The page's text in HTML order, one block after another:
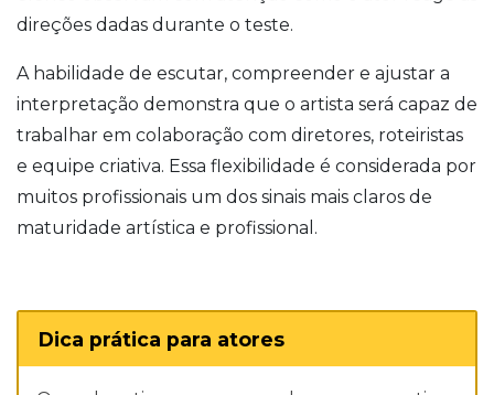
direções dadas durante o teste.
A habilidade de escutar, compreender e ajustar a
interpretação demonstra que o artista será capaz de
trabalhar em colaboração com diretores, roteiristas
e equipe criativa. Essa flexibilidade é considerada por
muitos profissionais um dos sinais mais claros de
maturidade artística e profissional.
Dica prática para atores